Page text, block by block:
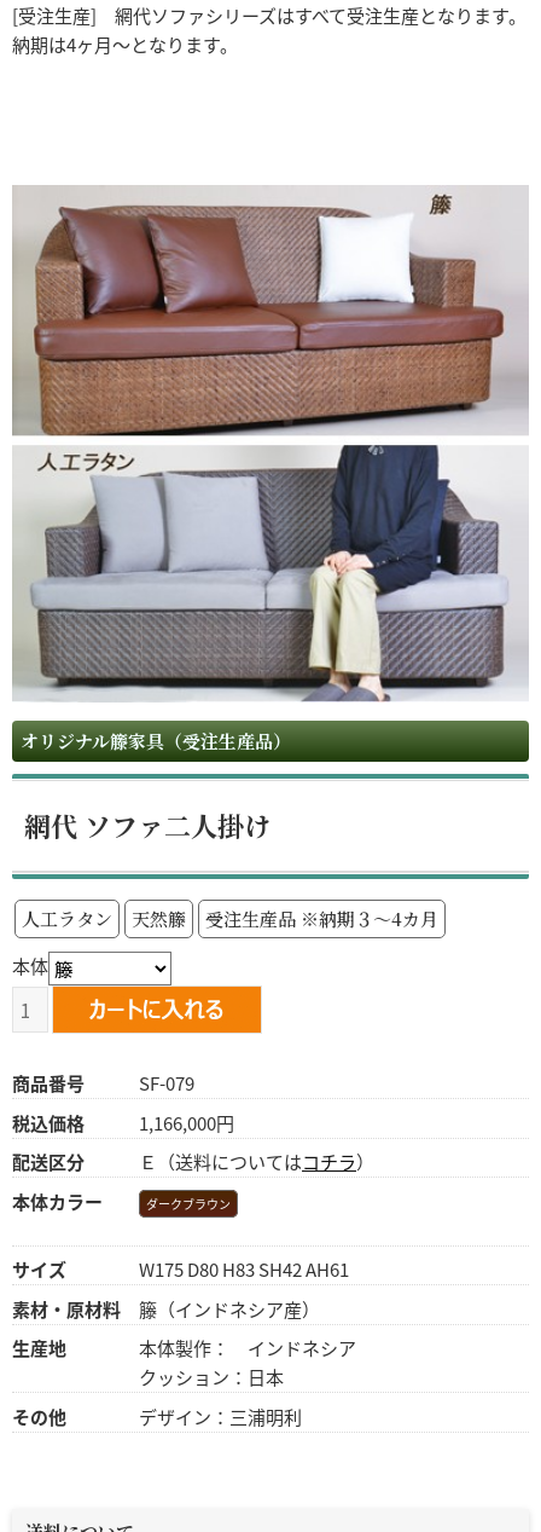
[受注生産] 網代ソファシリーズはすべて受注生産となります。
納期は4ヶ月～となります。
オリジナル籐家具（受注生産品）
網代 ソファ二人掛け
人工ラタン 天然籐
受注生産品 ※納期３～4カ月
本体
商品番号
SF-079
税込価格
1,166,000円
配送区分
Ｅ（送料についてはコチラ）
本体カラー
ダークブラウン
サイズ
W175 D80 H83 SH42 AH61
素材・原材料
籐（インドネシア産）
生産地
本体製作： インドネシア
クッション：日本
その他
デザイン：三浦明利